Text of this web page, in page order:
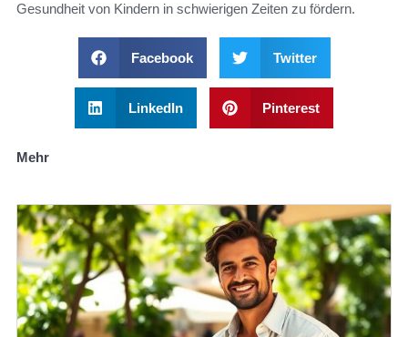
Gesundheit von Kindern in schwierigen Zeiten zu fördern.
Facebook Twitter
LinkedIn Pinterest
Mehr